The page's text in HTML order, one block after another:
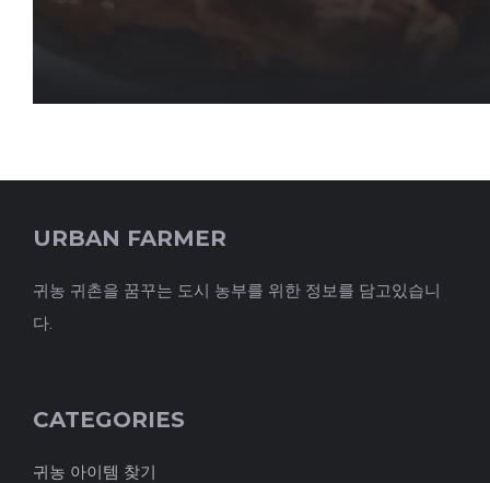
URBAN FARMER
귀농 귀촌을 꿈꾸는 도시 농부를 위한 정보를 담고있습니
다.
CATEGORIES
귀농 아이템 찾기